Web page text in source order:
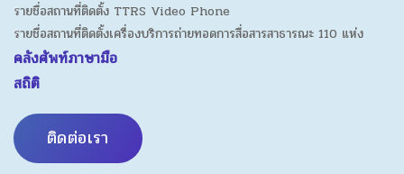
รายชื่อสถานที่ติดตั้ง TTRS Video Phone
รายชื่อสถานที่ติดตั้งเครื่องบริการถ่ายทอดการสื่อสารสาธารณะ 110 แห่ง
คลังศัพท์ภาษามือ
สถิติ
ติดต่อเรา